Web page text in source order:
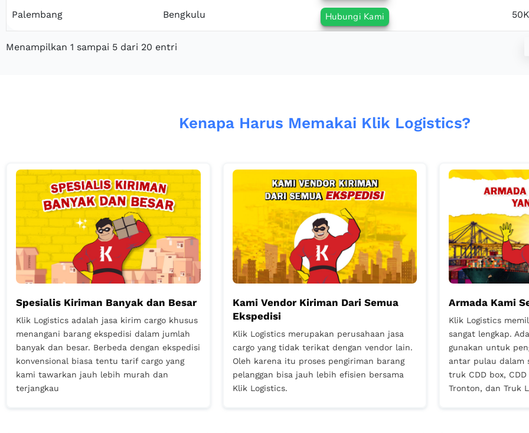
Palembang Bengkulu Hubungi Kami
Menampilkan 1 sampai 5 dari 20 entri
Kenapa Harus Memakai Klik Logistics?
Spesialis Kiriman Banyak dan Besar
Klik Logistics adalah jasa kirim cargo khusus
menangani barang ekspedisi dalam jumlah
banyak dan besar. Berbeda dengan ekspedisi
konvensional biasa tentu tarif cargo yang
kami tawarkan jauh lebih murah dan
terjangkau
Kami Vendor Kiriman Dari Semua
Ekspedisi
Klik Logistics merupakan perusahaan jasa
cargo yang tidak terikat dengan vendor lain.
Oleh karena itu proses pengiriman barang
pelanggan bisa jauh lebih efisien bersama
Klik Logistics.
Armada Kami
Klik Logistics
sangat lengkap.
gunakan untuk
antar pulau dalam
truk CDD box,
Tronton, dan Truk